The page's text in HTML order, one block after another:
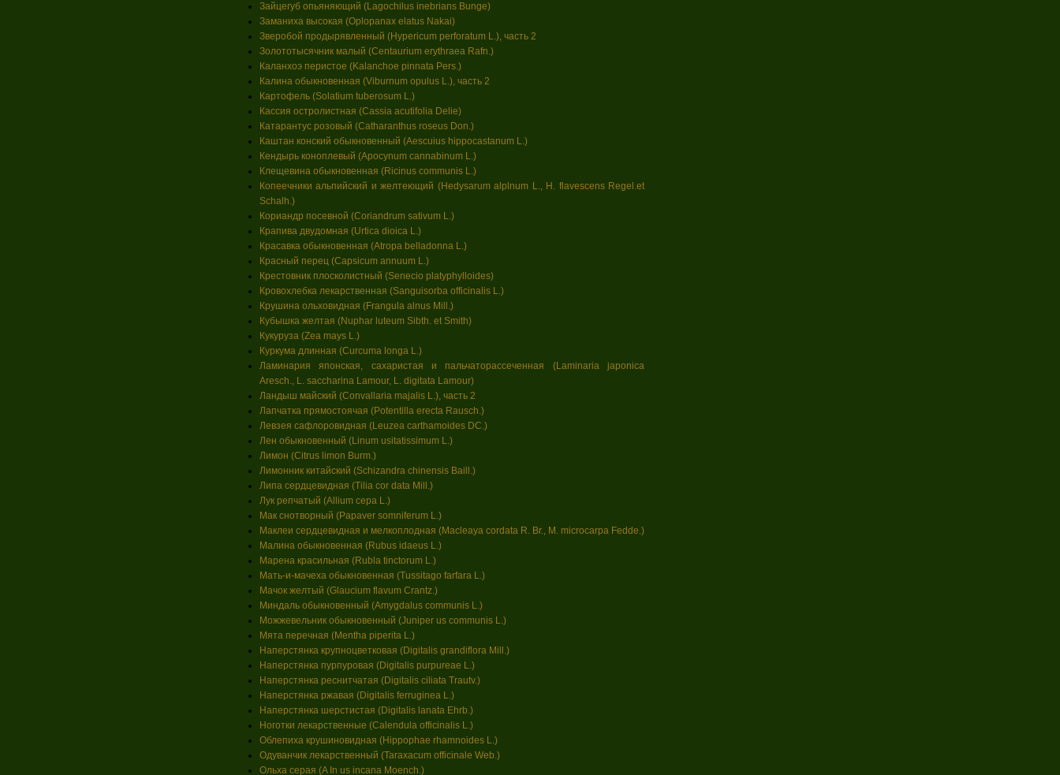
Зайцегуб опьяняющий (Lagochilus inebrians Bunge)
Заманиха высокая (Oplopanax elatus Nakai)
Зверобой продырявленный (Hypericum perforatum L.), часть 2
Золототысячник малый (Centaurium erythraea Rafn.)
Каланхоэ перистое (Kalanchoe pinnata Pers.)
Калина обыкновенная (Viburnum opulus L.), часть 2
Картофель (Solatium tuberosum L.)
Кассия остролистная (Cassia acutifolia Delie)
Катарантус розовый (Catharanthus roseus Don.)
Каштан конский обыкновенный (Aescuius hippocastanum L.)
Кендырь коноплевый (Apocynum cannabinum L.)
Клещевина обыкновенная (Ricinus communis L.)
Копеечники альпийский и желтеющий (Hedysarum alplnum L., Н. flavescens Regel.et
Schalh.)
Кориандр посевной (Coriandrum sativum L.)
Крапива двудомная (Urtica dioica L.)
Красавка обыкновенная (Atropa belladonna L.)
Красный перец (Capsicum annuum L.)
Крестовник плосколистный (Senecio platyphylloides)
Кровохлебка лекарственная (Sanguisorba officinalis L.)
Крушина ольховидная (Frangula alnus Mill.)
Кубышка желтая (Nuphar luteum Sibth. et Smith)
Кукуруза (Zea mays L.)
Куркума длинная (Curcuma longa L.)
Ламинария японская, сахаристая и пальчаторассеченная (Laminaria japonica
Aresch., L. saccharina Lamour, L. digitata Lamour)
Ландыш майский (Convallaria majalis L.), часть 2
Лапчатка прямостоячая (Potentilla erecta Rausch.)
Левзея сафлоровидная (Leuzea carthamoides DC.)
Лен обыкновенный (Linum usitatissimum L.)
Лимон (Citrus limon Burm.)
Лимонник китайский (Schizandra chinensis Baill.)
Липа сердцевидная (Tilia cor data Mill.)
Лук репчатый (Allium сера L.)
Мак снотворный (Papaver somniferum L.)
Маклеи сердцевидная и мелкоплодная (Macleaya cordata R. Br., M. microcarpa Fedde.)
Малина обыкновенная (Rubus idaeus L.)
Марена красильная (Rubla tinctorum L.)
Мать-и-мачеха обыкновенная (Tussitago farfara L.)
Мачок желтый (Glaucium flavum Crantz.)
Миндаль обыкновенный (Amygdalus communis L.)
Можжевельник обыкновенный (Juniper us communis L.)
Мята перечная (Mentha piperita L.)
Наперстянка крупноцветковая (Digitalis grandiflora Mill.)
Наперстянка пурпуровая (Digitalis purpureae L.)
Наперстянка реснитчатая (Digitalis ciliata Trautv.)
Наперстянка ржавая (Digitalis ferruginea L.)
Наперстянка шерстистая (Digitalis lanata Ehrb.)
Ноготки лекарственные (Calendula officinalis L.)
Облепиха крушиновидная (Hippophae rhamnoides L.)
Одуванчик лекарственный (Taraxacum officinale Web.)
Ольха серая (A In us incana Moench.)